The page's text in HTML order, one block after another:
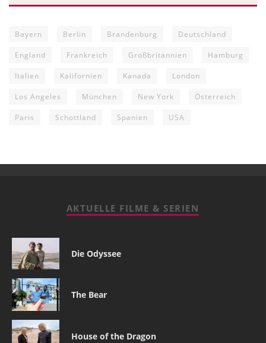
Bayern Berlin Brandenburg Deutschland
England Frankreich Großbritannien Hamburg
Italien Kalifornien Kanada London
Los Angeles München New York Österreich
Paris Schottland Spanien USA
AKTUELLE FILME & SERIEN
Die Odyssee
The Bear
House of the Dragon